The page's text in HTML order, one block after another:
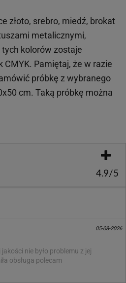
złoto, srebro, miedź, brokat
metalicznymi,
kolorów zostaje
CMYK. Pamiętaj, że w razie
próbkę z wybranego
cm. Taką próbkę można
4.9/5
05-08-2026
nie było problemu z jej
obsługa polecam